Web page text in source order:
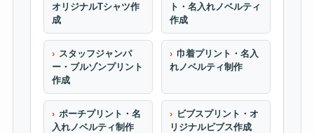
オリジナルTシャツ作
成
ト・名入れノベルティ
作成
スタッフジャンパ
ー・ブルゾンプリント
作成
巾着プリント・名入
れノベルティ制作
ポーチプリント・名
入れノベルティ制作
ビブスプリント・オ
リジナルビブス作成